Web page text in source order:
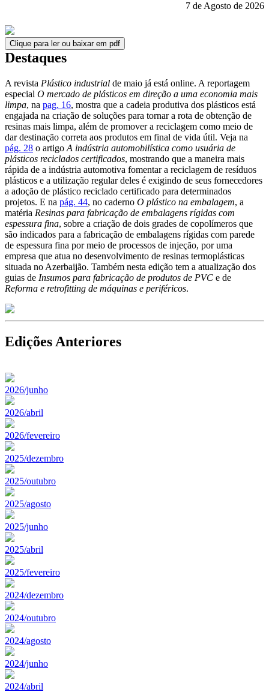
7 de Agosto de 2026
Clique para ler ou baixar em pdf
Destaques
A revista Plástico industrial de maio já está online. A reportagem
especial O mercado de plásticos em direção a uma economia mais
limpa, na pag. 16, mostra que a cadeia produtiva dos plásticos está
engajada na criação de soluções para tornar a rota de obtenção de
resinas mais limpa, além de promover a reciclagem como meio de
dar destinação correta aos produtos em final de vida útil. Veja na
pág. 28 o artigo A indústria automobilística como usuária de
plásticos reciclados certificados, mostrando que a maneira mais
rápida de a indústria automotiva fomentar a reciclagem de resíduos
plásticos e a utilização regular deles é exigindo de seus fornecedores
a adoção de plástico reciclado certificado para determinados
projetos. E na pág. 44, no caderno O plástico na embalagem, a
matéria Resinas para fabricação de embalagens rígidas com
espessura fina, sobre a criação de dois grades de copolímeros que
são indicados para a fabricação de embalagens rígidas com parede
de espessura fina por meio de processos de injeção, por uma
empresa que atua no desenvolvimento de resinas termoplásticas
situada no Azerbaijão. Também nesta edição tem a atualização dos
guias de Insumos para fabricação de produtos de PVC e de
Reforma e retrofitting de máquinas e periféricos.
Edições Anteriores
2026/junho
2026/abril
2026/fevereiro
2025/dezembro
2025/outubro
2025/agosto
2025/junho
2025/abril
2025/fevereiro
2024/dezembro
2024/outubro
2024/agosto
2024/junho
2024/abril